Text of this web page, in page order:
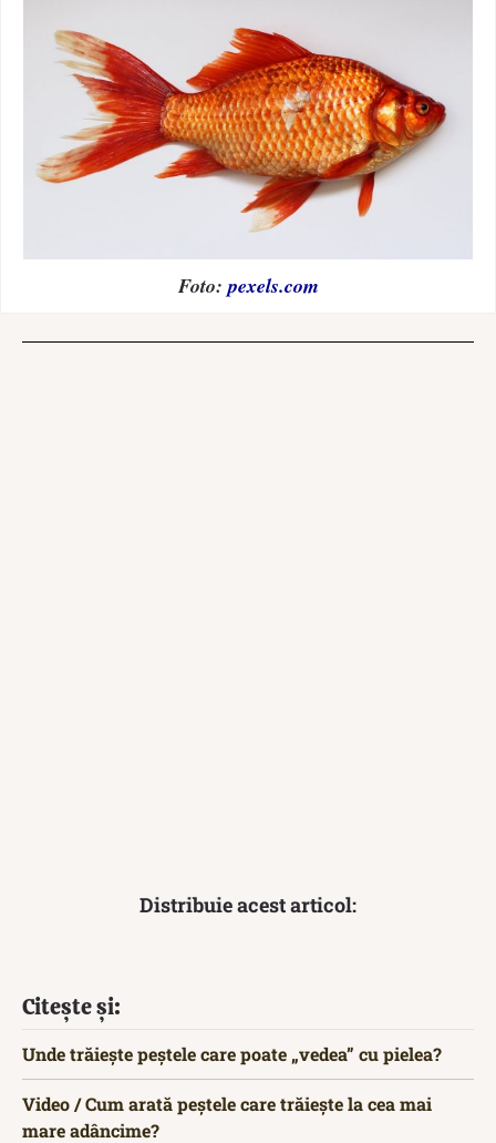
Foto:pexels.com
Distribuie acest articol:
Citește și:
Unde trăiește peștele care poate „vedea” cu pielea?
Video / Cum arată peștele care trăiește la cea mai
mare adâncime?